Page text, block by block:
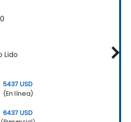
Lido
5437 USD
(En línea)
6437 USD